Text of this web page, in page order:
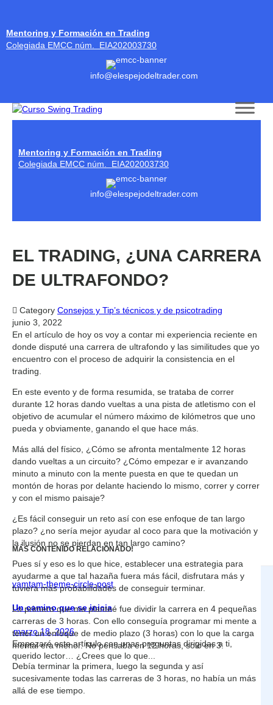
Mentoring y Formación en Trading
Colegiada EMCC núm. EIA202003730
info@elespejodeltrader.com
Mentoring y Formación en Trading
Colegiada EMCC núm. EIA202003730
info@elespejodeltrader.com
EL TRADING, ¿UNA CARRERA
DE ULTRAFONDO?
 Category Consejos y Tip’s técnicos y de psicotrading
junio 3, 2022
En el artículo de hoy os voy a contar mi experiencia reciente en
donde disputé una carrera de ultrafondo y las similitudes que yo
encuentro con el proceso de adquirir la consistencia en el
trading.
En este evento y de forma resumida, se trataba de correr
durante 12 horas dando vueltas a una pista de atletismo con el
objetivo de acumular el número máximo de kilómetros que uno
pueda y obviamente, ganando el que hace más.
Más allá del físico, ¿Cómo se afronta mentalmente 12 horas
dando vueltas a un circuito? ¿Cómo empezar e ir avanzando
minuto a minuto con la mente puesta en que te quedan un
montón de horas por delante haciendo lo mismo, correr y correr
y con el mismo paisaje?
¿Es fácil conseguir un reto así con ese enfoque de tan largo
plazo? ¿no sería mejor ayudar al coco para que la motivación y
la ilusión no se pierdan en tan largo camino?
Pues sí y eso es lo que hice, establecer una estrategia para
ayudarme a que tal hazaña fuera más fácil, disfrutara más y
tuviera más probabilidades de conseguir terminar.
Lo primero que me planteé fue dividir la carrera en 4 pequeñas
carreras de 3 horas. Con ello conseguía programar mi mente a
tener un enfoque de medio plazo (3 horas) con lo que la carga
mental era menor. No pensaba en 12 horas, solo en 3.
Debía terminar la primera, luego la segunda y así
sucesivamente todas las carreras de 3 horas, no había un más
allá de ese tiempo.
MÁS CONTENIDO RELACIONADO!
vamtam-theme-circle-post
Un camino que se inicia
marzo 18, 2026
Empezaré este artículo con unas preguntas dirigidas a ti,
querido lector… ¿Crees que lo que...